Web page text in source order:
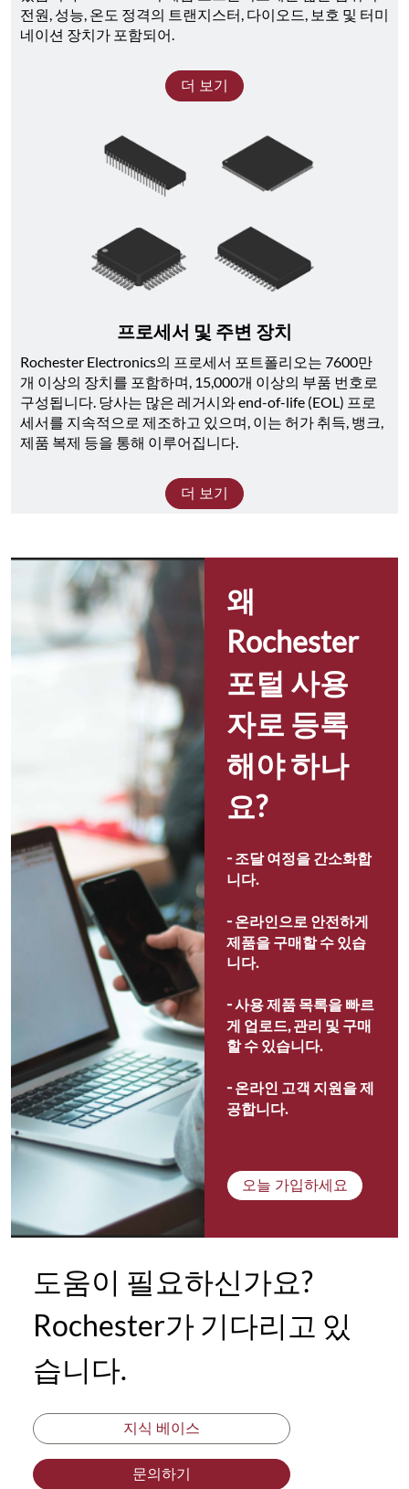
전원, 성능, 온도 정격의 트랜지스터, 다이오드, 보호 및 터미
네이션 장치가 포함되어.
더 보기
프로세서 및 주변 장치
Rochester Electronics의 프로세서 포트폴리오는 7600만
개 이상의 장치를 포함하며, 15,000개 이상의 부품 번호로
구성됩니다. 당사는 많은 레거시와 end-of-life (EOL) 프로
세서를 지속적으로 제조하고 있으며, 이는 허가 취득, 뱅크,
제품 복제 등을 통해 이루어집니다.
더 보기
왜
Rochester
포털 사용
자로 등록
해야 하나
요?
- 조달 여정을 간소화합
니다.
- 온라인으로 안전하게
제품을 구매할 수 있습
니다.
- 사용 제품 목록을 빠르
게 업로드, 관리 및 구매
할 수 있습니다.
- 온라인 고객 지원을 제
공합니다.
오늘 가입하세요
도움이 필요하신가요?
Rochester가 기다리고 있
습니다.
지식 베이스
문의하기